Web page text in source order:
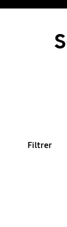
Filtrer